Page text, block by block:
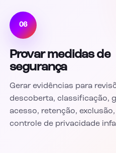
06
Provar medidas de
segurança
Gerar evidências para
descoberta, classificação,
acesso, retenção,
controle de privacidade